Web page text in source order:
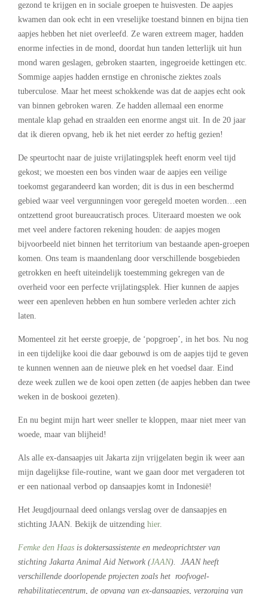
gezond te krijgen en in sociale groepen te huisvesten. De aapjes
kwamen dan ook echt in een vreselijke toestand binnen en bijna tien
aapjes hebben het niet overleefd. Ze waren extreem mager, hadden
enorme infecties in de mond, doordat hun tanden letterlijk uit hun
mond waren geslagen, gebroken staarten, ingegroeide kettingen etc.
Sommige aapjes hadden ernstige en chronische ziektes zoals
tuberculose. Maar het meest schokkende was dat de aapjes echt ook
van binnen gebroken waren. Ze hadden allemaal een enorme
mentale klap gehad en straalden een enorme angst uit. In de 20 jaar
dat ik dieren opvang, heb ik het niet eerder zo heftig gezien!
De speurtocht naar de juiste vrijlatingsplek heeft enorm veel tijd
gekost; we moesten een bos vinden waar de aapjes een veilige
toekomst gegarandeerd kan worden; dit is dus in een beschermd
gebied waar veel vergunningen voor geregeld moeten worden…een
ontzettend groot bureaucratisch proces. Uiteraard moesten we ook
met veel andere factoren rekening houden: de aapjes mogen
bijvoorbeeld niet binnen het territorium van bestaande apen-groepen
komen. Ons team is maandenlang door verschillende bosgebieden
getrokken en heeft uiteindelijk toestemming gekregen van de
overheid voor een perfecte vrijlatingsplek. Hier kunnen de aapjes
weer een apenleven hebben en hun sombere verleden achter zich
laten.
Momenteel zit het eerste groepje, de ‘popgroep’, in het bos. Nu nog
in een tijdelijke kooi die daar gebouwd is om de aapjes tijd te geven
te kunnen wennen aan de nieuwe plek en het voedsel daar. Eind
deze week zullen we de kooi open zetten (de aapjes hebben dan twee
weken in de boskooi gezeten).
En nu begint mijn hart weer sneller te kloppen, maar niet meer van
woede, maar van blijheid!
Als alle ex-dansaapjes uit Jakarta zijn vrijgelaten begin ik weer aan
mijn dagelijkse file-routine, want we gaan door met vergaderen tot
er een nationaal verbod op dansaapjes komt in Indonesië!
Het Jeugdjournaal deed onlangs verslag over de dansaapjes en
stichting JAAN. Bekijk de uitzending hier.
Femke den Haas is doktersassistente en medeoprichtster van
stichting Jakarta Animal Aid Network (JAAN). JAAN heeft
verschillende doorlopende projecten zoals het roofvogel-
rehabilitatiecentrum, de opvang van ex-dansaapjes, verzorging van